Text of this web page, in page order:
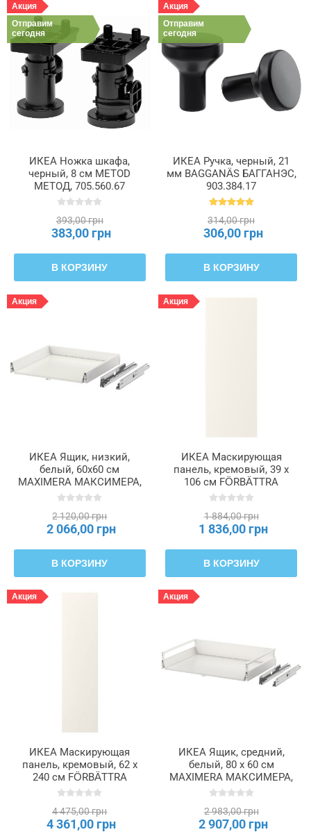
Акция
Отправим
сегодня
ИКЕА Ножка шкафа,
черный, 8 см METOD
МЕТОД, 705.560.67
393,00 грн
383,00 грн
В КОРЗИНУ
Акция
Отправим
сегодня
ИКЕА Ручка, черный, 21
мм BAGGANÄS БАГГАНЭС,
903.384.17
314,00 грн
306,00 грн
В КОРЗИНУ
Акция
ИКЕА Ящик, низкий,
белый, 60x60 см
MAXIMERA МАКСИМЕРА,
202.046.28
2 120,00 грн
2 066,00 грн
В КОРЗИНУ
Акция
ИКЕА Маскирующая
панель, кремовый, 39 x
106 см FÖRBÄTTRA
ФОРБЭТТРА, 302.057.26
1 884,00 грн
1 836,00 грн
В КОРЗИНУ
Акция
ИКЕА Маскирующая
панель, кремовый, 62 x
240 см FÖRBÄTTRA
ФОРБЭТТРА, 502.057.25
4 475,00 грн
4 361,00 грн
Акция
ИКЕА Ящик, средний,
белый, 80 х 60 см
MAXIMERA МАКСИМЕРА,
502.046.36
2 983,00 грн
2 907,00 грн